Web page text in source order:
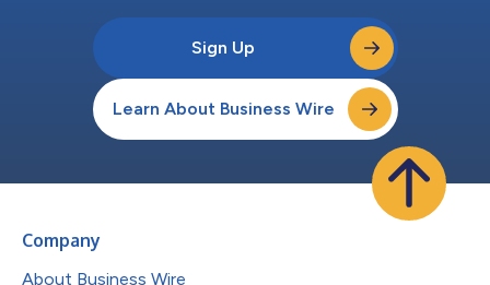
Sign Up
Learn About Business Wire
Company
About Business Wire